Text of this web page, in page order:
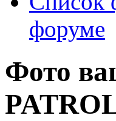
форуме
Фото